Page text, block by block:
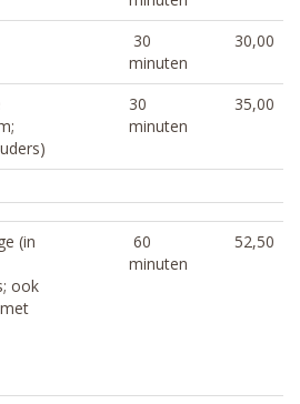
30
minuten
30,00
30
minuten
35,00
(in
ook
60
minuten
52,50